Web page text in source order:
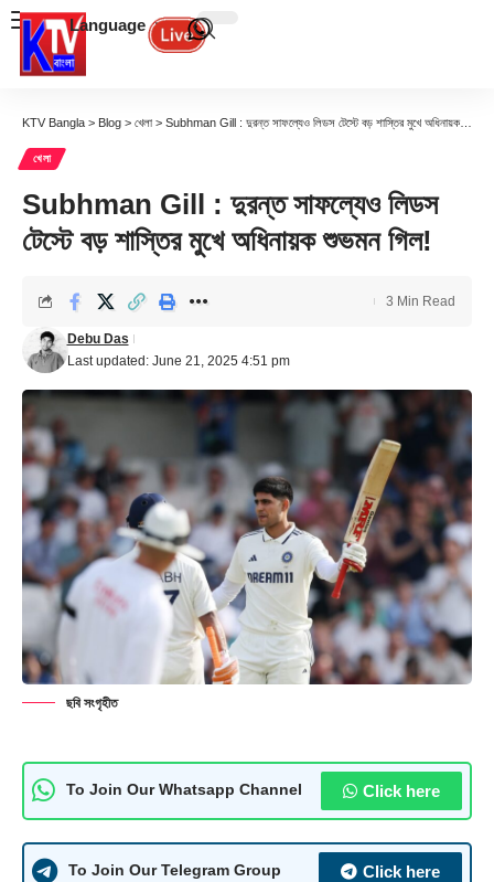
Language
KTV Bangla > Blog > খেলা > Subhman Gill : দুরন্ত সাফল্যেও লিডস টেস্টে বড় শাস্তির মুখে অধিনায়ক শুভমন গিল!
খেলা
Subhman Gill : দুরন্ত সাফল্যেও লিডস
টেস্টে বড় শাস্তির মুখে অধিনায়ক শুভমন গিল!
Last updated: June 21, 2025 4:51 pm
Debu Das
3 Min Read
ছবি সংগৃহীত
To Join Our Whatsapp Channel Click here
To Join Our Telegram Group Click here